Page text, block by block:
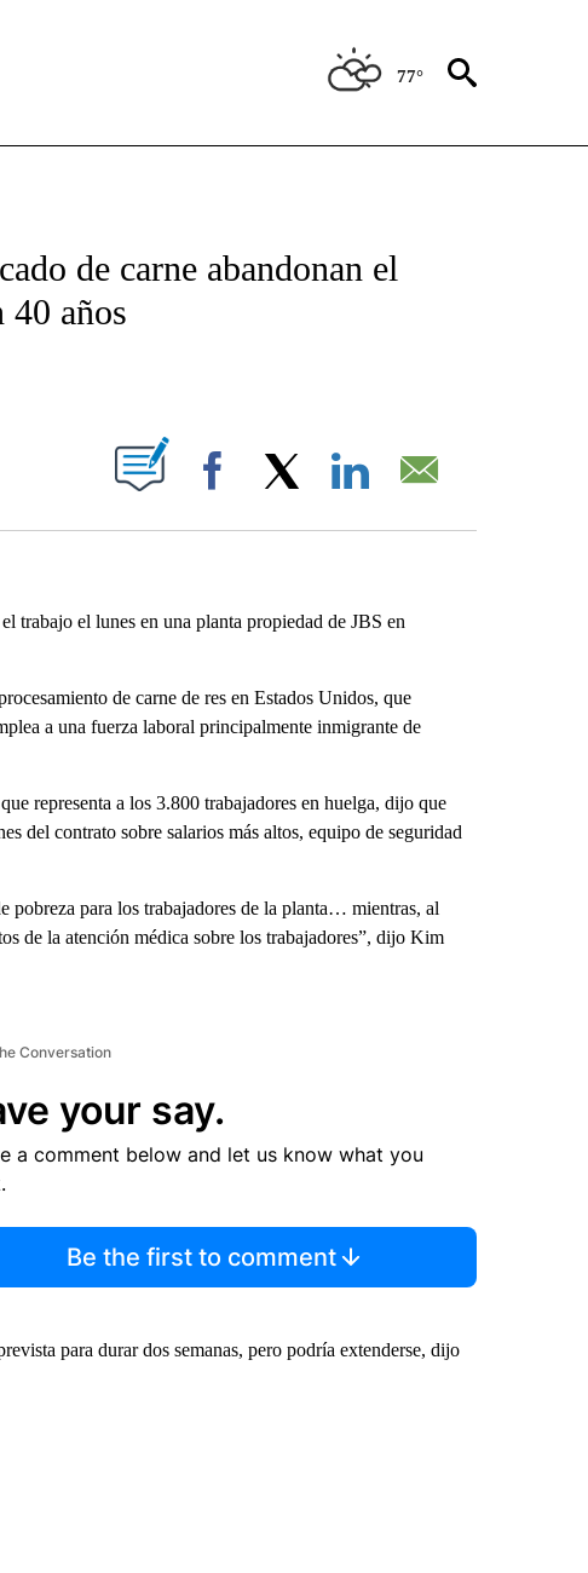
77°
NOTIFICATIONS ABOUT NEW PAGES ON "CNN - SPANISH".
de carne abandonan el
40 años
ABOUT NEW PAGES ON "".
Facebook
trabajo el lunes en una planta propiedad de JBS en
de carne de res en Estados Unidos, que
a una fuerza laboral principalmente inmigrante de
representa a los 3.800 trabajadores en huelga, dijo que
del contrato sobre salarios más altos, equipo de seguridad
pobreza para los trabajadores de la planta… mientras, al
de la atención médica sobre los trabajadores”, dijo Kim
Conversation
your say.
a comment below and let us know what you
Be the first to comment
para durar dos semanas, pero podría extenderse, dijo